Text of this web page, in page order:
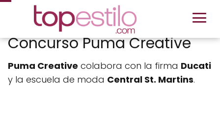
Concurso Puma Creative
Puma Creative colabora con la firma Ducati
y la escuela de moda Central St. Martins.